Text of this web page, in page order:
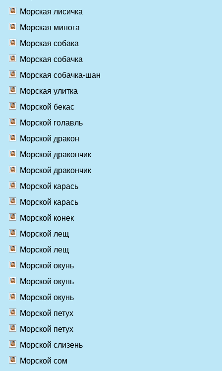
Морская лисичка
Морская минога
Морская собака
Морская собачка
Морская собачка-шан
Морская улитка
Морской бекас
Морской голавль
Морской дракон
Морской дракончик
Морской дракончик
Морской карась
Морской карась
Морской конек
Морской лещ
Морской лещ
Морской окунь
Морской окунь
Морской окунь
Морской петух
Морской петух
Морской слизень
Морской сом